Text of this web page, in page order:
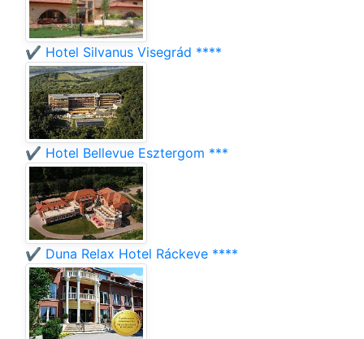
✔️ Hotel Silvanus Visegrád ****
✔️ Hotel Bellevue Esztergom ***
✔️ Duna Relax Hotel Ráckeve ****